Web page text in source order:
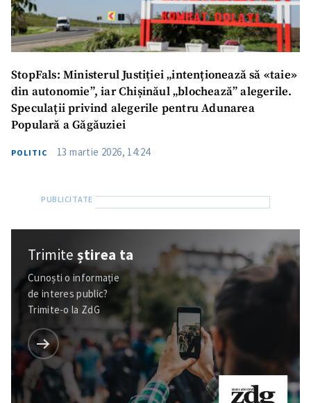
StopFals: Ministerul Justiției „intenționează să «taie»
din autonomie”, iar Chișinăul „blochează” alegerile.
Speculații privind alegerile pentru Adunarea
Populară a Găgăuziei
POLITIC 13 martie 2026, 14:24
Trimiteștirea ta
Cunoști o informație
de interes public?
Trimite-o la ZdG